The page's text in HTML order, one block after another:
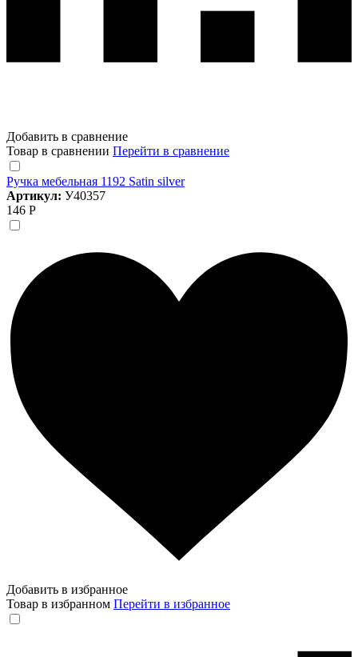
Добавить в сравнение
Товар в сравнении Перейти в сравнение
Ручка мебельная 1192 Satin silver
Артикул: У40357
146 Р
Добавить в избранное
Товар в избранном Перейти в избранное